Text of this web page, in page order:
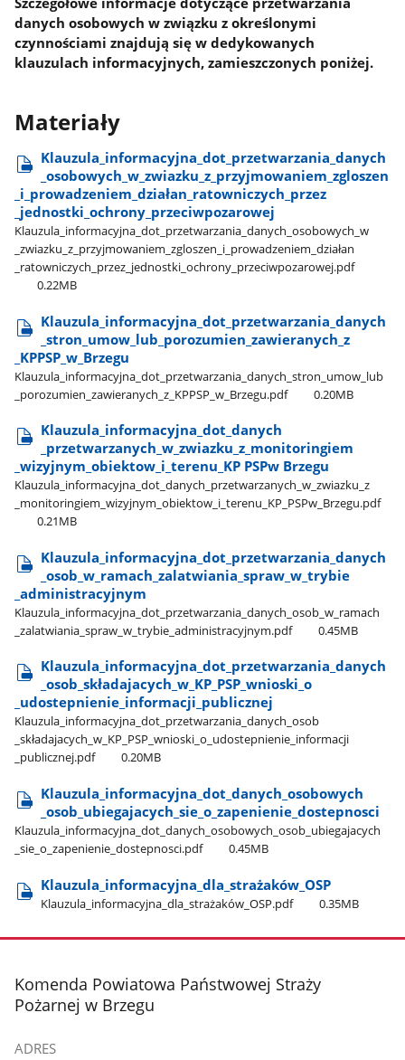
danych osobowych w związku z określonymi
czynnościami znajdują się w dedykowanych
klauzulach informacyjnych, zamieszczonych poniżej.
Materiały
Klauzula​_informacyjna​_dot​_przetwarzania​_danych​
_osobowych​_w​_zwiazku​_z​_przyjmowaniem​_zgloszen​
_i​_prowadzeniem​_działan​_ratowniczych​_przez​
_jednostki​_ochrony​_przeciwpozarowej
Klauzula​_informacyjna​_dot​_przetwarzania​_danych​_osobowych​_w​
_zwiazku​_z​_przyjmowaniem​_zgloszen​_i​_prowadzeniem​_działan​
_ratowniczych​_przez​_jednostki​_ochrony​_przeciwpozarowej.pdf
0.22MB
Klauzula​_informacyjna​_dot​_przetwarzania​_danych​
_stron​_umow​_lub​_porozumien​_zawieranych​_z​
_KPPSP​_w​_Brzegu
Klauzula​_informacyjna​_dot​_przetwarzania​_danych​_stron​_umow​_lub​
_porozumien​_zawieranych​_z​_KPPSP​_w​_Brzegu.pdf
0.20MB
Klauzula​_informacyjna​_dot​_danych​
_przetwarzanych​_w​_zwiazku​_z​_monitoringiem​
_wizyjnym​_obiektow​_i​_terenu​_KP PSPw Brzegu
Klauzula​_informacyjna​_dot​_danych​_przetwarzanych​_w​_zwiazku​_z​
_monitoringiem​_wizyjnym​_obiektow​_i​_terenu​_KP​_PSPw​_Brzegu.pdf
0.21MB
Klauzula​_informacyjna​_dot​_przetwarzania​_danych​
_osob​_w​_ramach​_zalatwiania​_spraw​_w​_trybie​
_administracyjnym
Klauzula​_informacyjna​_dot​_przetwarzania​_danych​_osob​_w​_ramach​
_zalatwiania​_spraw​_w​_trybie​_administracyjnym.pdf
0.45MB
Klauzula​_informacyjna​_dot​_przetwarzania​_danych​
_osob​_składajacych​_w​_KP​_PSP​_wnioski​_o​
_udostepnienie​_informacji​_publicznej
Klauzula​_informacyjna​_dot​_przetwarzania​_danych​_osob​
_składajacych​_w​_KP​_PSP​_wnioski​_o​_udostepnienie​_informacji​
_publicznej.pdf
0.20MB
Klauzula​_informacyjna​_dot​_danych​_osobowych​
_osob​_ubiegajacych​_sie​_o​_zapenienie​_dostepnosci
Klauzula​_informacyjna​_dot​_danych​_osobowych​_osob​_ubiegajacych​
_sie​_o​_zapenienie​_dostepnosci.pdf
0.45MB
Klauzula​_informacyjna​_dla​_strażaków​_OSP
Klauzula​_informacyjna​_dla​_strażaków​_OSP.pdf 0.35MB
stopka
Komenda Powiatowa Państwowej Straży
Pożarnej w Brzegu
ADRES